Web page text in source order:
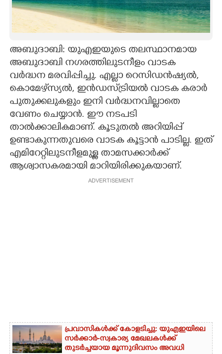
ASTRO
CARTOONS
LITERATURE
ZOOM
CONTACT US
അബുദാബി: യുഎഇയുടെ തലസ്ഥാനമായ
അബുദാബി നഗരത്തിലുടനീളം വാടക
വർദ്ധന മരവിപ്പിച്ചു. എല്ലാ റെസിഡൻഷ്യൽ,
കൊമേഴ്‌സ്യൽ, ഇൻഡസ്‌ട്രിയൽ വാടക കരാർ
പുതുക്കലുകളും ഇനി വർദ്ധനവില്ലാതെ
വേണം ചെയ്യാൻ. ഈ നടപടി
താൽക്കാലികമാണ്. കൂടുതൽ അറിയിപ്പ്
ഉണ്ടാകുന്നതുവരെ വാടക കൂട്ടാൻ പാടില്ല. ഇത്
എമിറേറ്റിലുടനീളമുള്ള താമസക്കാർക്ക്
ആശ്വാസകരമായി മാറിയിരിക്കുകയാണ്.
ADVERTISEMENT
പ്രവാസികൾക്ക് കോളടിച്ചു: യുഎഇയിലെ
സർക്കാർ-സ്വകാര്യ മേഖലകൾക്ക്
തുടർച്ചയായ മൂന്നുദിവസം അവധി